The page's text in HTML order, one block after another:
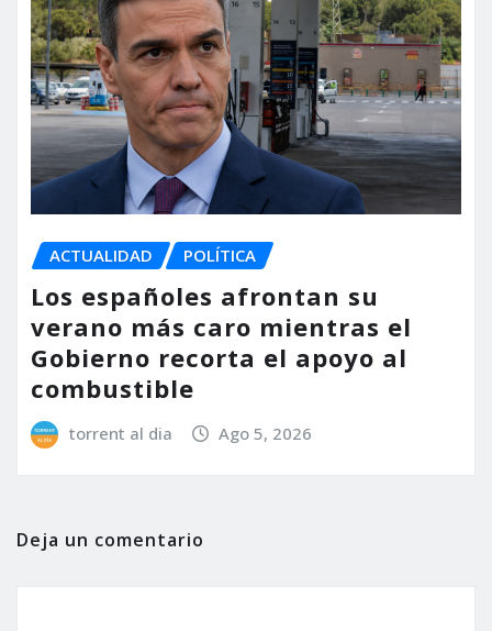
ACTUALIDAD POLÍTICA
Los españoles afrontan su
verano más caro mientras el
Gobierno recorta el apoyo al
combustible
torrent al dia Ago 5, 2026
Deja un comentario